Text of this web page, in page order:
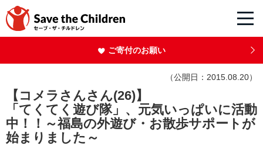
ご寄付のお願い
（公開日：2015.08.20）
【コメラさんさん(26)】
「てくてく遊び隊」、元気いっぱいに活動
中！！～福島の外遊び・お散歩サポートが
始まりました～